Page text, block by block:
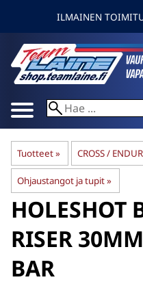
ILMAINEN
Tuotteet‪» CROSS /
Ohjaustangot ja tupit‪»
HOLESHOT
RISER
BAR